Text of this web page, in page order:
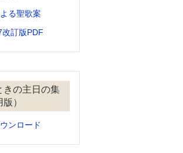
る聖歌案
訂版PDF
きの主日の集
）
ンロード